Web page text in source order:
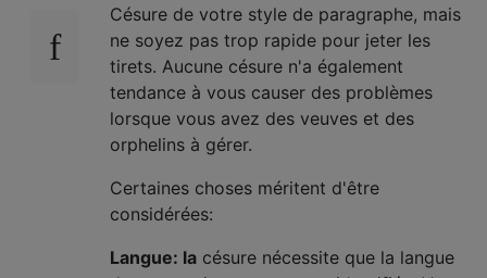
Césure de votre style de paragraphe, mais
ne soyez pas trop rapide pour jeter les
tirets. Aucune césure n'a également
tendance à vous causer des problèmes
lorsque vous avez des veuves et des
orphelins à gérer.
Certaines choses méritent d'être
considérées:
Langue: la césure nécessite que la langue